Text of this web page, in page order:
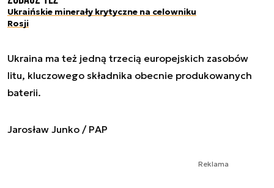
Ukraińskie minerały krytyczne na celowniku
Rosji
Ukraina ma też jedną trzecią europejskich zasobów
litu, kluczowego składnika obecnie produkowanych
baterii.
Jarosław Junko / PAP
Reklama